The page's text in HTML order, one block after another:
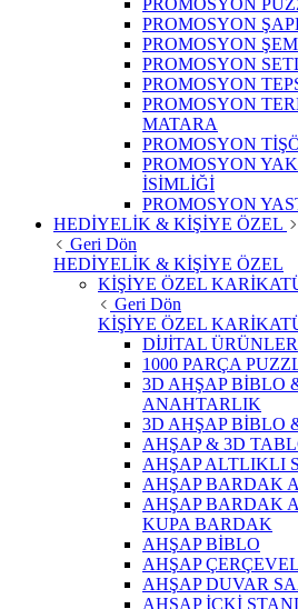
PROMOSYON
PROMOSYON
PROMOSYON
PROMOSYON
PROMOSYON
PROMOSYON
MATARA
PROMOSYON
PROMOSYON
İSİMLİĞİ
PROMOSYON
HEDİYELİK & KİŞİYE ÖZEL
Geri Dön
HEDİYELİK & KİŞİYE ÖZEL
KİŞİYE ÖZEL
Geri Dön
KİŞİYE ÖZEL
DİJİTAL ÜRÜNLER
1000 PARÇA
3D AHŞAP BİBLO
ANAHTARLIK
3D AHŞAP BİBLO
AHŞAP & 3D
AHŞAP ALTLIKLI
AHŞAP BARDAK
AHŞAP BARDAK
KUPA BARDAK
AHŞAP BİBLO
AHŞAP
AHŞAP DUVAR
AHŞAP İÇKİ